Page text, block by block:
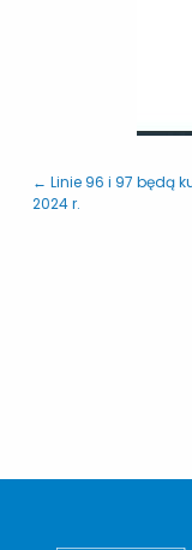
← Linie 96 i 97 będą
2024 r.